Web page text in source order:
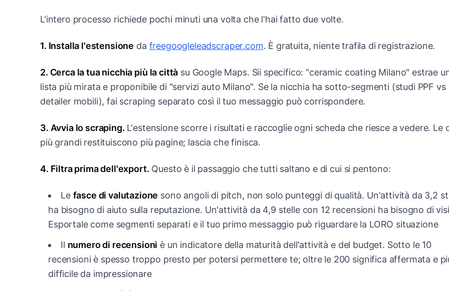
L'intero processo richiede pochi minuti una volta che l'hai fatto due volte.
1. Installa l'estensione da freegoogleleadscraper.com. È gratuita, niente trafila di registrazione.
2. Cerca la tua nicchia più la città su Google Maps. Sii specifico: "ceramic coating Milano" estrae
lista più mirata e proponibile di "servizi auto Milano". Se la nicchia ha sotto-segmenti (studi PPF vs
detailer mobili), fai scraping separato così il tuo messaggio può corrispondere.
3. Avvia lo scraping. L'estensione scorre i risultati e raccoglie ogni scheda che riesce a vedere. Le
più grandi restituiscono più pagine; lascia che finisca.
4. Filtra prima dell'export. Questo è il passaggio che tutti saltano e di cui si pentono:
Le fasce di valutazione sono angoli di pitch, non solo punteggi di qualità. Un'attività da 3,2
ha bisogno di aiuto sulla reputazione. Un'attività da 4,9 stelle con 12 recensioni ha bisogno di
Esportale come segmenti separati e il tuo primo messaggio può riguardare la LORO situazione
Il numero di recensioni è un indicatore della maturità dell'attività e del budget. Sotto le 10
recensioni è spesso troppo presto per potersi permettere te; oltre le 200 significa affermata e
difficile da impressionare